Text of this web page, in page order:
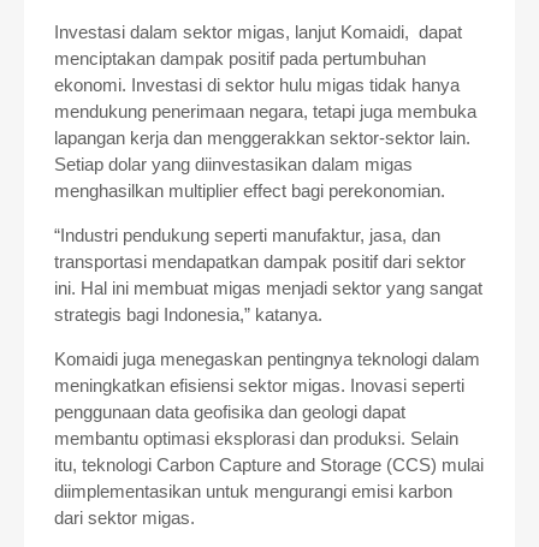
Investasi dalam sektor migas, lanjut Komaidi, dapat
menciptakan dampak positif pada pertumbuhan
ekonomi. Investasi di sektor hulu migas tidak hanya
mendukung penerimaan negara, tetapi juga membuka
lapangan kerja dan menggerakkan sektor-sektor lain.
Setiap dolar yang diinvestasikan dalam migas
menghasilkan multiplier effect bagi perekonomian.
“Industri pendukung seperti manufaktur, jasa, dan
transportasi mendapatkan dampak positif dari sektor
ini. Hal ini membuat migas menjadi sektor yang sangat
strategis bagi Indonesia,” katanya.
Komaidi juga menegaskan pentingnya teknologi dalam
meningkatkan efisiensi sektor migas. Inovasi seperti
penggunaan data geofisika dan geologi dapat
membantu optimasi eksplorasi dan produksi. Selain
itu, teknologi Carbon Capture and Storage (CCS) mulai
diimplementasikan untuk mengurangi emisi karbon
dari sektor migas.